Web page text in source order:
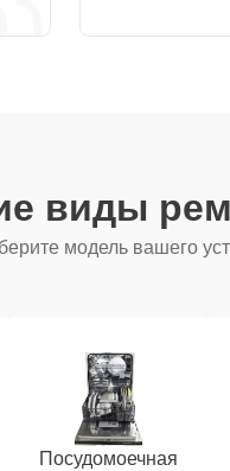
виды
модель вашего
Посудомоечная